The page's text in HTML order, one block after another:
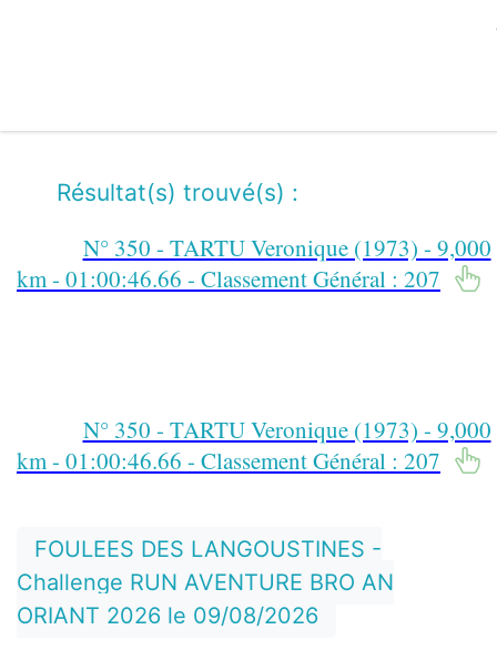
Résultat(s) trouvé(s) :
N° 350 - TARTU Veronique (1973) - 9,000
km - 01:00:46.66 - Classement Général : 207
N° 350 - TARTU Veronique (1973) - 9,000
km - 01:00:46.66 - Classement Général : 207
FOULEES DES LANGOUSTINES -
Challenge RUN AVENTURE BRO AN
ORIANT 2026 le 09/08/2026